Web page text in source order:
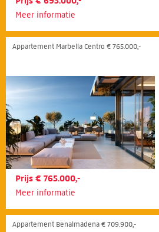
Meer informatie
Appartement Marbella Centro € 765.000,-
Prijs € 765.000,-
Meer informatie
Appartement Benalmádena € 709.900,-